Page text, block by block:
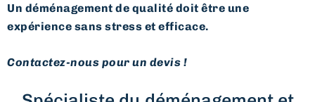
Un déménagement de qualité doit être une
expérience sans stress et efficace.
Contactez-nous pour un devis !